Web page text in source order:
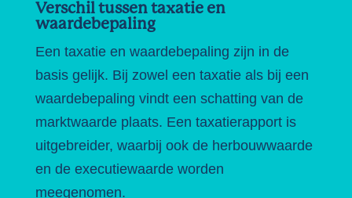
Verschil tussen taxatie en
waardebepaling
Een taxatie en waardebepaling zijn in de
basis gelijk. Bij zowel een taxatie als bij een
waardebepaling vindt een schatting van de
marktwaarde plaats. Een taxatierapport is
uitgebreider, waarbij ook de herbouwwaarde
en de executiewaarde worden
meegenomen.